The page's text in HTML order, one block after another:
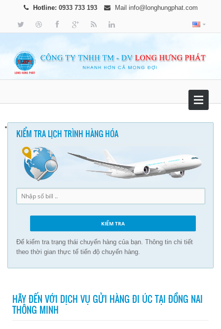
Hotline: 0933 733 193 Mail info@longhungphat.com
KIỂM TRA LỊCH TRÌNH HÀNG HÓA
Để kiểm tra trạng thái chuyến hàng của bạn. Thông tin chi tiết
theo thời gian thực tế tiến độ chuyến hàng.
HÃY ĐẾN VỚI DỊCH VỤ GỬI HÀNG ĐI ÚC TẠI ĐỒNG NAI
THÔNG MINH